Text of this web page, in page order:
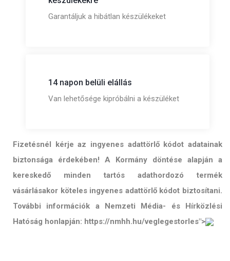
Garantáljuk a hibátlan készülékeket
14 napon belüli elállás
Van lehetősége kipróbálni a készüléket
Fizetésnél kérje az ingyenes adattörlő kódot adatainak
biztonsága érdekében! A Kormány döntése alapján a
kereskedő minden tartós adathordozó termék
vásárlásakor köteles ingyenes adattörlő kódot biztosítani.
További információk a Nemzeti Média- és Hírközlési
Hatóság honlapján: https://nmhh.hu/veglegestorles">